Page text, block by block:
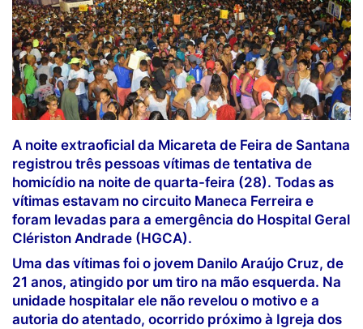
A noite extraoficial da Micareta de Feira de Santana
registrou três pessoas vítimas de tentativa de
homicídio na noite de quarta-feira (28). Todas as
vítimas estavam no circuito Maneca Ferreira e
foram levadas para a emergência do Hospital Geral
Clériston Andrade (HGCA).
Uma das vítimas foi o jovem Danilo Araújo Cruz, de
21 anos, atingido por um tiro na mão esquerda. Na
unidade hospitalar ele não revelou o motivo e a
autoria do atentado, ocorrido próximo à Igreja dos